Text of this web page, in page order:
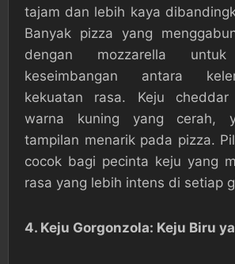
tajam dan lebih kaya
Banyak pizza yang
dengan mozzarella untuk
keseimbangan antara
kekuatan rasa. Keju
warna kuning yang cerah,
tampilan menarik pada pizza.
cocok bagi pecinta keju yang
rasa yang lebih intens di setiap
4. Keju Gorgonzola: Keju Biru